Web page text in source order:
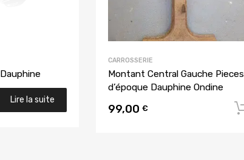
Lire la suite
CARROSSERIE
Montant Central Gauche Pieces
d’époque Dauphine Ondine
99,00 €